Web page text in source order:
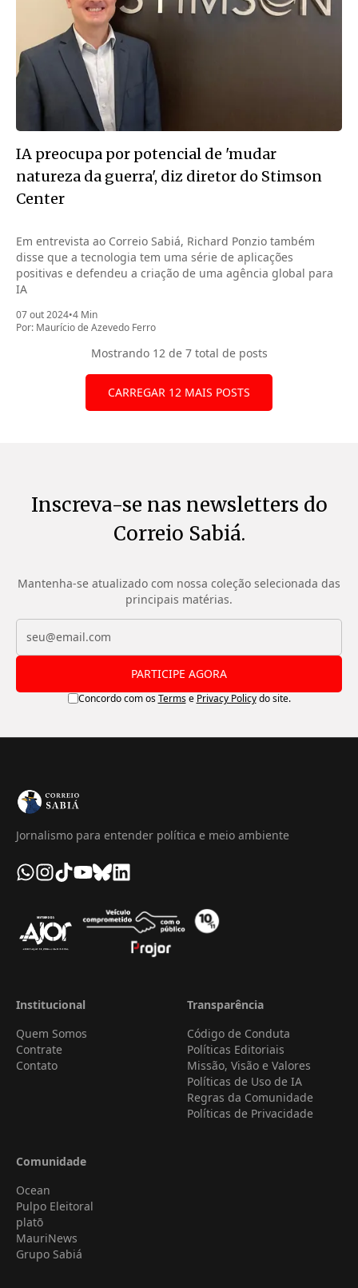
IA preocupa por potencial de 'mudar
natureza da guerra', diz diretor do Stimson
Center
Em entrevista ao Correio Sabiá, Richard Ponzio também
disse que a tecnologia tem uma série de aplicações
positivas e defendeu a criação de uma agência global para
IA
07 out 2024•4 Min
Por: Maurício de Azevedo Ferro
Mostrando 12 de 7 total de posts
CARREGAR 12 MAIS POSTS
Inscreva-se nas newsletters do
Correio Sabiá.
Mantenha-se atualizado com nossa coleção selecionada das
principais matérias.
PARTICIPE AGORA
Concordo com osTermse Privacy Policydo site.
Jornalismo para entender política e meio ambiente
Institucional
Quem Somos
Contrate
Contato
Transparência
Código de Conduta
Políticas Editoriais
Missão, Visão e Valores
Políticas de Uso de IA
Regras da Comunidade
Políticas de Privacidade
Comunidade
Ocean
Pulpo Eleitoral
platō
MauriNews
Grupo Sabiá